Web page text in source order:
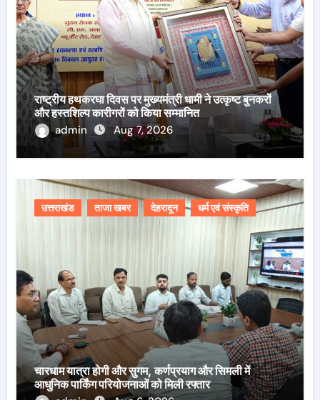
राष्ट्रीय हथकरघा दिवस पर मुख्यमंत्री धामी ने उत्कृष्ट बुनकरों
और हस्तशिल्प कारीगरों को किया सम्मानित
admin
Aug 7, 2026
उत्तराखंड ताजा खबर देहरादून धर्म एवं संस्कृति
चारधाम यात्रा होगी और सुगम, कर्णप्रयाग और सिमली में
आधुनिक पार्किंग परियोजनाओं को मिली रफ्तार